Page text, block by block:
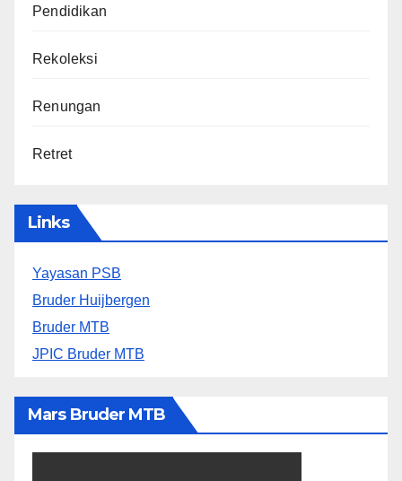
Pendidikan
Rekoleksi
Renungan
Retret
Links
Yayasan PSB
Bruder Huijbergen
Bruder MTB
JPIC Bruder MTB
Mars Bruder MTB